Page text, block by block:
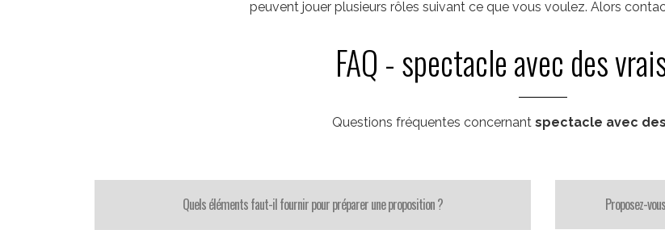
peuvent jouer plusieurs rôles suivant ce que vous voulez. Alors
FAQ - spectacle avec des
Questions fréquentes concernant spectacle avec
Quels éléments faut-il fournir pour préparer une proposition ? Proposez-